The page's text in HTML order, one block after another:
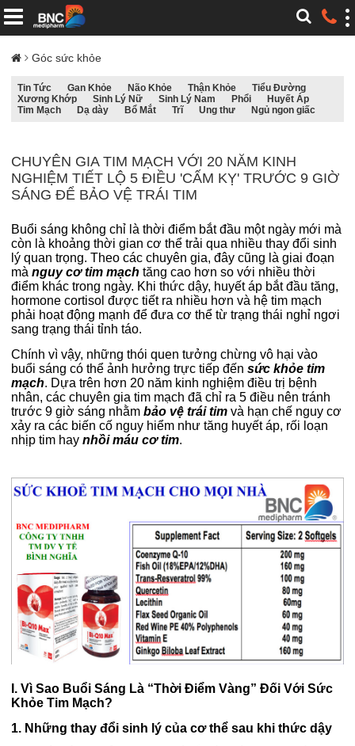
Góc sức khỏe
Tin Tức Gan Khỏe Não Khỏe Thận Khỏe
Tiểu Đường
Xương Khớp
Sinh Lý Nữ Sinh Lý Nam Phổi
Huyết Áp
Tim Mạch
Dạ dày Bổ Mắt Trĩ Ung thư Ngủ ngon giấc
CHUYÊN GIA TIM MẠCH VỚI 20 NĂM KINH
NGHIỆM TIẾT LỘ 5 ĐIỀU 'CẤM KỴ' TRƯỚC 9 GIỜ
SÁNG ĐỂ BẢO VỆ TRÁI TIM
Buổi sáng không chỉ là thời điểm bắt đầu một ngày mới mà
còn là khoảng thời gian cơ thể trải qua nhiều thay đổi sinh
lý quan trọng. Theo các chuyên gia, đây cũng là giai đoạn
mà nguy cơ tim mạch tăng cao hơn so với nhiều thời
điểm khác trong ngày. Khi thức dậy, huyết áp bắt đầu tăng,
hormone cortisol được tiết ra nhiều hơn và hệ tim mạch
phải hoạt động mạnh để đưa cơ thể từ trạng thái nghỉ ngơi
sang trạng thái tỉnh táo.
Chính vì vậy, những thói quen tưởng chừng vô hại vào
buổi sáng có thể ảnh hưởng trực tiếp đến sức khỏe tim
mạch. Dựa trên hơn 20 năm kinh nghiệm điều trị bệnh
nhân, các chuyên gia tim mạch đã chỉ ra 5 điều nên tránh
trước 9 giờ sáng nhằm bảo vệ trái tim và hạn chế nguy cơ
xảy ra các biến cố nguy hiểm như tăng huyết áp, rối loạn
nhịp tim hay nhồi máu cơ tim.
I. Vì Sao Buổi Sáng Là “Thời Điểm Vàng” Đối Với Sức
Khỏe Tim Mạch?
1. Những thay đổi sinh lý của cơ thể sau khi thức dậy